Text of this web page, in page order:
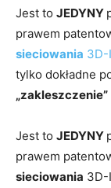
Jest to JEDYNY
prawem
sieciowania 3D-
tylko dokładne
„zakleszczenie”
Jest to JEDYNY
prawem
sieciowania 3D-